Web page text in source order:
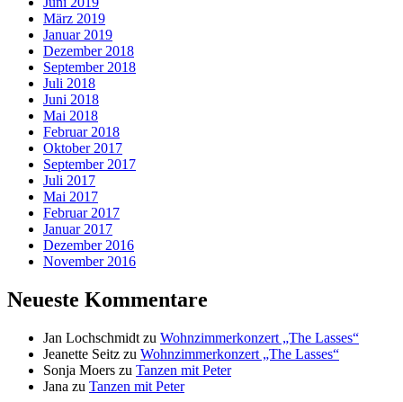
März 2019
Januar 2019
Dezember 2018
September 2018
Juli 2018
Juni 2018
Mai 2018
Februar 2018
Oktober 2017
September 2017
Juli 2017
Mai 2017
Februar 2017
Januar 2017
Dezember 2016
November 2016
Neueste Kommentare
Jan Lochschmidt zu Wohnzimmerkonzert „The Lasses“
Jeanette Seitz zu Wohnzimmerkonzert „The Lasses“
Sonja Moers zu Tanzen mit Peter
Jana zu Tanzen mit Peter